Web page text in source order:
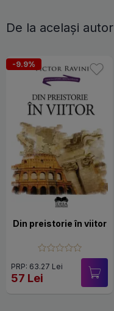
De la același autor
-9.9%
Din preistorie în viitor
PRP: 63.27 Lei
57 Lei